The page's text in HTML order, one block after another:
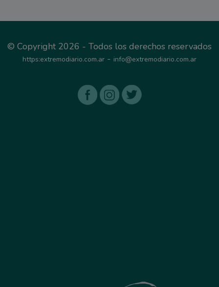
© Copyright 2026 - Todos los derechos reservados
https:extremodiario.com.ar - info@extremodiario.com.ar